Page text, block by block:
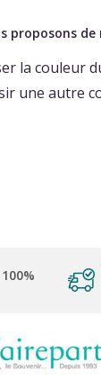
proposons
la couleur
une autre